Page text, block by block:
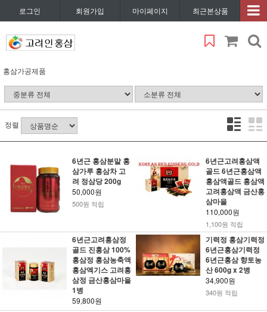
로그인 회원가입 마이페이지 최근본상품
홍삼가공제품
정렬
6년근 홍삼분말 홍
삼가루 홍삼차 고
려 정삼당 200g
50,000원
500원 적립
6년근고려홍삼액
골드 6년근홍삼액
홍삼액골드 홍삼액
고려홍삼액 금산홍
삼마을
110,000원
1,100원 적립
6년근고려홍삼정
골드 진홍삼 100%
홍삼정 홍삼농축액
홍삼엑기스 고려홍
삼정 금산홍삼마을
1병
59,800원
기력정 홍삼기력정
6년근홍삼기력정
6년근홍삼 향토농
산 600g x 2병
34,900원
340원 적립